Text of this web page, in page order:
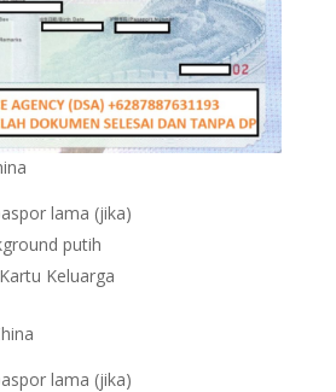
lama (jika)
putih
Keluarga
lama (jika)